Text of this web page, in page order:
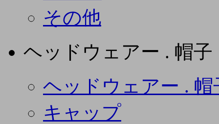
その他
ヘッドウェアー . 帽子
ヘッドウェアー . 帽
キャップ